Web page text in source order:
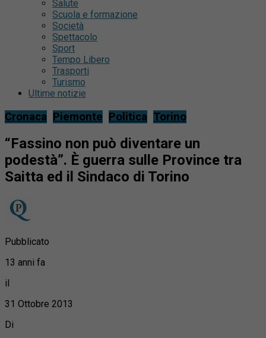
Salute
Scuola e formazione
Società
Spettacolo
Sport
Tempo Libero
Trasporti
Turismo
Ultime notizie
Cronaca Piemonte Politica Torino
“Fassino non può diventare un
podestà”. È guerra sulle Province tra
Saitta ed il Sindaco di Torino
Pubblicato
13 anni fa
il
31 Ottobre 2013
Di